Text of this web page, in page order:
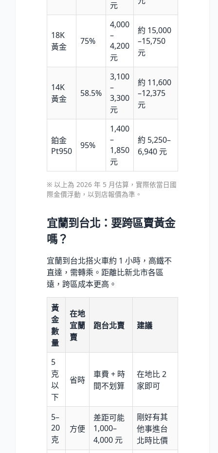
元
18K
黃金
75%
4,000
–
4,200
元
約 15,000
–15,750
元
14K
黃金
58.5%
3,100
–
3,300
元
約 11,600
–12,375
元
鉑金
Pt950
95%
1,400
–
1,850
元
約 5,250–
6,940 元
※ 以上為 2026 年 5 月估算，實際依當日國
際金價浮動，以到店報價為準。
宜蘭到台北：要跨區賣黃金
嗎？
宜蘭到台北搭火車約 1 小時，高鐵不
直達，需轉乘。距離比新北市各區
遠，跨區成本更高。
黃
金
數
量
在地
宜蘭
賣
跑台北賣 建議
5
克
以
下
省時
車費 + 時
間不划算
在地比 2
家即可
5–
20
克
方便
差距可能
1,000–
4,000 元
剛好有其
他事進台
北時比價